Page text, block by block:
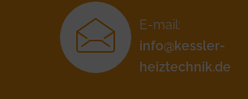
E-mail:
info@kessler-
heiztechnik.de